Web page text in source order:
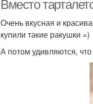
теста
Булочки из слоеного
Вместо
Очень вкусная и
купили такие ракушки =)
А потом удивляются,